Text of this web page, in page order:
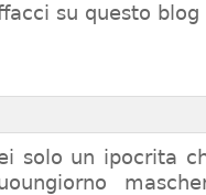
su questo blog
solo un ipocrita